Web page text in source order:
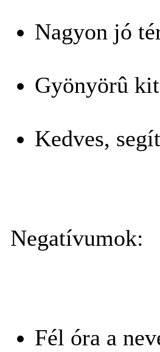
Nagyon jó
Gyönyörû
Kedves,
Negatívumok:
Fél óra a